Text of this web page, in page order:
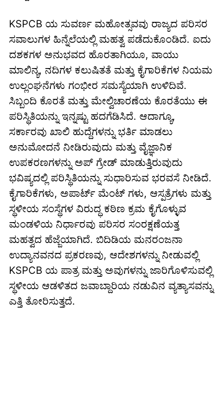
KSPCB ಯ ಸುವರ್ಣ ಮಹೋತ್ಸವವು ರಾಜ್ಯದ ಪರಿಸರ
ಸವಾಲುಗಳ ಹಿನ್ನೆಲೆಯಲ್ಲಿ ಮಹತ್ವ ಪಡೆದುಕೊಂಡಿದೆ. ಐದು
ದಶಕಗಳ ಅನುಭವದ ಹೊರತಾಗಿಯೂ, ವಾಯು
ಮಾಲಿನ್ಯ, ನದಿಗಳ ಕಲುಷಿತತೆ ಮತ್ತು ಕೈಗಾರಿಕೆಗಳ ನಿಯಮ
ಉಲ್ಲಂಘನೆಗಳು ಗಂಭೀರ ಸಮಸ್ಯೆಯಾಗಿ ಉಳಿದಿವೆ.
ಸಿಬ್ಬಂದಿ ಕೊರತೆ ಮತ್ತು ಮೇಲ್ವಿಚಾರಣೆಯ ಕೊರತೆಯು ಈ
ಪರಿಸ್ಥಿತಿಯನ್ನು ಇನ್ನಷ್ಟು ಹದಗೆಡಿಸಿದೆ. ಆದಾಗ್ಯೂ,
ಸರ್ಕಾರವು ಖಾಲಿ ಹುದ್ದೆಗಳನ್ನು ಭರ್ತಿ ಮಾಡಲು
ಅನುಮೋದನೆ ನೀಡಿರುವುದು ಮತ್ತು ವೈಜ್ಞಾನಿಕ
ಉಪಕರಣಗಳನ್ನು ಅಪ್ ಗ್ರೇಡ್ ಮಾಡುತ್ತಿರುವುದು
ಭವಿಷ್ಯದಲ್ಲಿ ಪರಿಸ್ಥಿತಿಯನ್ನು ಸುಧಾರಿಸುವ ಭರವಸೆ ನೀಡಿದೆ.
ಕೈಗಾರಿಕೆಗಳು, ಅಪಾರ್ಟ್ ಮೆಂಟ್ ಗಳು, ಆಸ್ಪತ್ರೆಗಳು ಮತ್ತು
ಸ್ಥಳೀಯ ಸಂಸ್ಥೆಗಳ ವಿರುದ್ಧ ಕಠಿಣ ಕ್ರಮ ಕೈಗೊಳ್ಳುವ
ಮಂಡಳಿಯ ನಿರ್ಧಾರವು ಪರಿಸರ ಸಂರಕ್ಷಣೆಯತ್ತ
ಮಹತ್ವದ ಹೆಜ್ಜೆಯಾಗಿದೆ. ಬಿದಿಡಿಯ ಮನರಂಜನಾ
ಉದ್ಯಾನವನದ ಪ್ರಕರಣವು, ಆದೇಶಗಳನ್ನು ನೀಡುವಲ್ಲಿ
KSPCB ಯ ಪಾತ್ರ ಮತ್ತು ಅವುಗಳನ್ನು ಜಾರಿಗೊಳಿಸುವಲ್ಲಿ
ಸ್ಥಳೀಯ ಆಡಳಿತದ ಜವಾಬ್ದಾರಿಯ ನಡುವಿನ ವ್ಯತ್ಯಾಸವನ್ನು
ಎತ್ತಿ ತೋರಿಸುತ್ತದೆ.